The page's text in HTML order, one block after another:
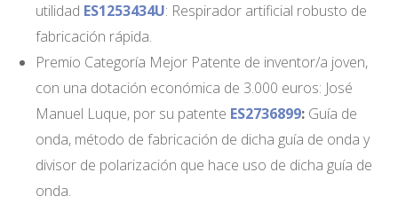
utilidad ES1253434U: Respirador artificial robusto de
fabricación rápida.
Premio Categoría Mejor Patente de inventor/a joven,
con una dotación económica de 3.000 euros: José
Manuel Luque, por su patente ES2736899: Guía de
onda, método de fabricación de dicha guía de onda y
divisor de polarización que hace uso de dicha guía de
onda.